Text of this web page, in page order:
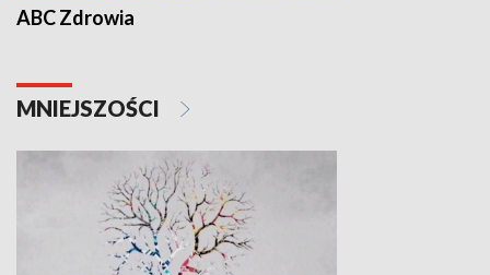
ABC Zdrowia
MNIEJSZOŚCI